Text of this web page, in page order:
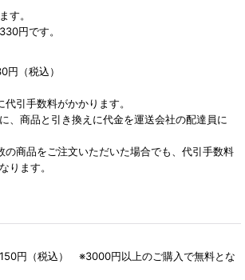
す。
円です。
円（税込）
引手数料がかかります。
、商品と引き換えに代金を運送会社の配達員に
の商品をご注文いただいた場合でも、代引手数料
ります。
円（税込） ※3000円以上のご購入で無料とな